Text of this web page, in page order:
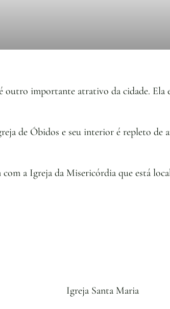
importante atrativo da cidade. Ela
de Óbidos e seu interior é repleto de
a Igreja da Misericórdia que está
Igreja Santa Maria